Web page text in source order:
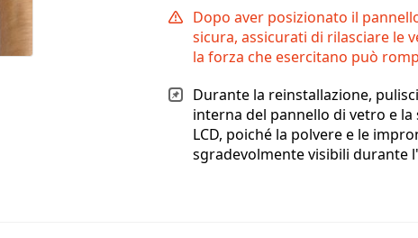
Dopo aver posizionato il
sicura, assicurati di rilasciare le
la forza che esercitano può
Durante la reinstallazione,
interna del pannello di vetro e
LCD, poiché la polvere e le
sgradevolmente visibili durante